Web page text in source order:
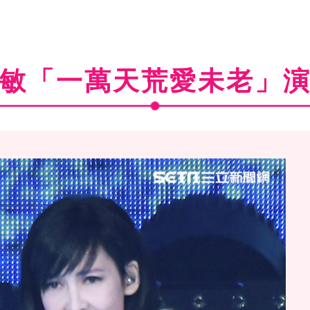
「一萬天荒愛未老」